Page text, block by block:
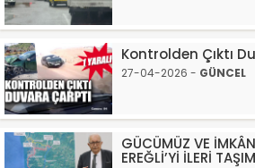
Kontrolden Çıktı
27-04-2026 - GÜNCEL
GÜCÜMÜZ VE
EREĞLİ’Yİ İLERİ